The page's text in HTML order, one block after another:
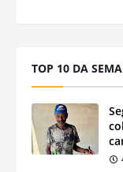
TOP 10 DA